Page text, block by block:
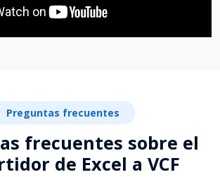
Preguntas frecuentes
frecuentes sobre el
de Excel a VCF